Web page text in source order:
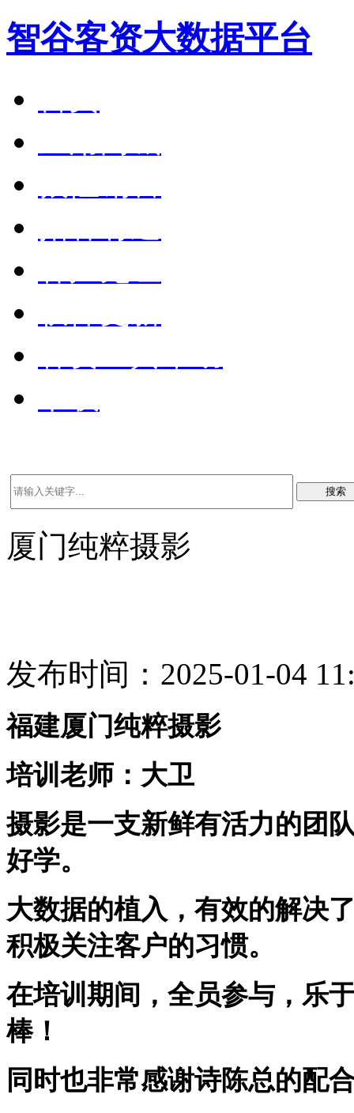
智谷客资大数据平台
搜索
厦门纯粹摄影
发布时间：2025-01-04
福建厦门纯粹摄影
培训老师：大卫
摄影是一支新鲜有活力的团
好学。
大数据的植入，有效的解决
积极关注客户的习惯。
在培训期间，全员参与，乐
棒！
同时也非常感谢诗陈总的配